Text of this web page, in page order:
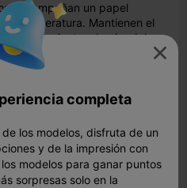
desempeñan un papel
la temperatura. Mantienen el
las corrientes de aire del
con orificios de
máxima y
los distintos diseños de
/ Efecto

completa
los modelos, disfruta de un
y de la impresión con
modelos para ganar puntos
sorpresas solo en la